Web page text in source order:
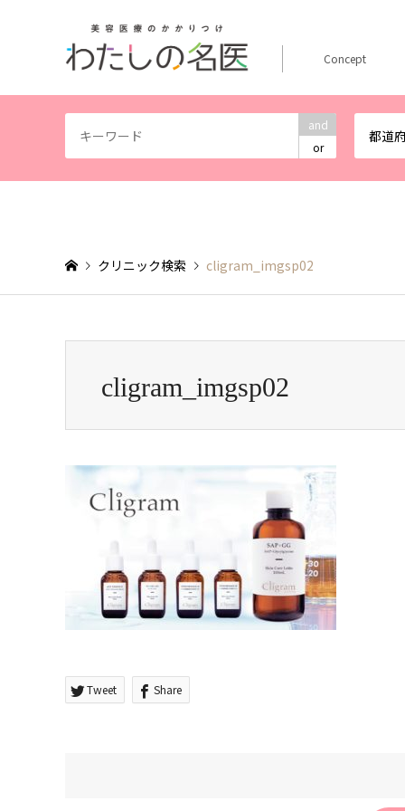
and
or
都道
Concept
クリニック検索 cligram_imgsp02
cligram_imgsp02
Tweet Share